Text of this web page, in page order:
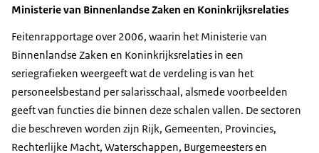
Ministerie van Binnenlandse Zaken en Koninkrijksrelaties
Feitenrapportage over 2006, waarin het Ministerie van
Binnenlandse Zaken en Koninkrijksrelaties in een
seriegrafieken weergeeft wat de verdeling is van het
personeelsbestand per salarisschaal, alsmede voorbeelden
geeft van functies die binnen deze schalen vallen. De sectoren
die beschreven worden zijn Rijk, Gemeenten, Provincies,
Rechterlijke Macht, Waterschappen, Burgemeesters en